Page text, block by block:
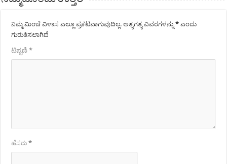
ನಿಮ್ಮ ಮಿಂಚೆ ವಿಳಾಸ ಎಲ್ಲೂ ಪ್ರಕಟವಾಗುವುದಿಲ್ಲ. ಅತ್ಯಗತ್ಯ ವಿವರಗಳನ್ನು* ಎಂದು
ಗುರುತಿಸಲಾಗಿದೆ
ಟಿಪ್ಪಣಿ*
ಹೆಸರು*